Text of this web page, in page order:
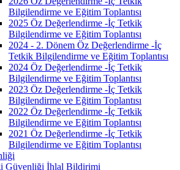
Bilgilendirme ve Eğitim Toplantısı
2025 Öz Değerlendirme -İç Tetkik
Bilgilendirme ve Eğitim Toplantısı
2024 - 2. Dönem Öz Değerlendirme -İç
Tetkik Bilgilendirme ve Eğitim Toplantısı
2024 Öz Değerlendirme -İç Tetkik
Bilgilendirme ve Eğitim Toplantısı
2023 Öz Değerlendirme -İç Tetkik
Bilgilendirme ve Eğitim Toplantısı
2022 Öz Değerlendirme -İç Tetkik
Bilgilendirme ve Eğitim Toplantısı
2021 Öz Değerlendirme -İç Tetkik
Bilgilendirme ve Eğitim Toplantısı
Güvenliği İhlal Bildirimi